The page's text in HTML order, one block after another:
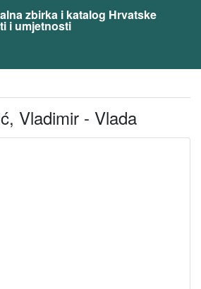
zbirka i katalog Hrvatske
i umjetnosti
Vladimir - Vlada